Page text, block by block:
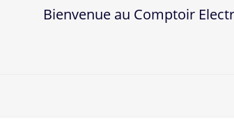
Bienvenue au Comptoir